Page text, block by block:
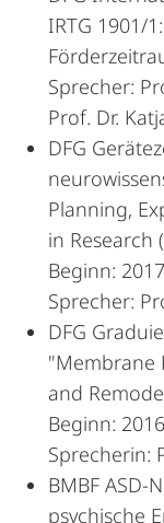
IRTG 1901/
Sprecher:
Prof. Dr.
DFG
Planning,
in Research
Beginn: 2017
Sprecher:
DFG
"Membrane
and
Beginn: 2016
Sprecherin:
BMBF ASD-
psychische